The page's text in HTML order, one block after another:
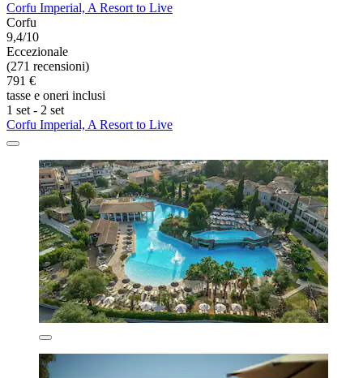
Corfu Imperial, A Resort to Live
Corfu
9,4/10
Eccezionale
(271 recensioni)
791 €
tasse e oneri inclusi
1 set - 2 set
Corfu Imperial, A Resort to Live